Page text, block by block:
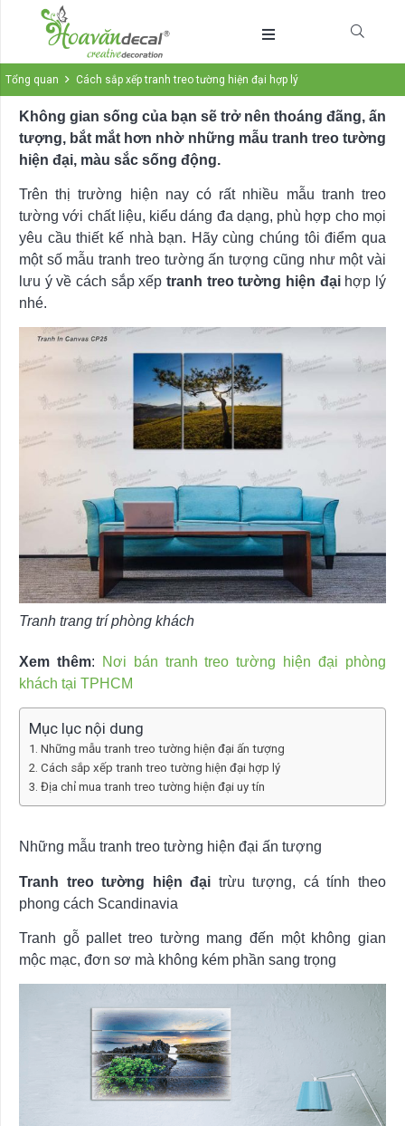
Tổng quan Cách sắp xếp tranh treo tường hiện đại hợp lý
Không gian sống của bạn sẽ trở nên thoáng đãng, ấn
tượng, bắt mắt hơn nhờ những mẫu tranh treo tường
hiện đại, màu sắc sống động.
Trên thị trường hiện nay có rất nhiều mẫu tranh treo
tường với chất liệu, kiểu dáng đa dạng, phù hợp cho mọi
yêu cầu thiết kế nhà bạn. Hãy cùng chúng tôi điểm qua
một số mẫu tranh treo tường ấn tượng cũng như một vài
lưu ý về cách sắp xếp tranh treo tường hiện đạihợp lý
nhé.
Tranh trang trí phòng khách
Xem thêm:
Nơi bán tranh treo tường hiện đại phòng
khách tại TPHCM
Mục lục nội dung
Những mẫu tranh treo tường hiện đại ấn tượng
Cách sắp xếp tranh treo tường hiện đại hợp lý
Địa chỉ mua tranh treo tường hiện đại uy tín
Những mẫu tranh treo tường hiện đại ấn tượng
Tranh treo tường hiện đại trừu tượng, cá tính theo
phong cách Scandinavia
Tranh gỗ pallet treo tường mang đến một không gian
mộc mạc, đơn sơ mà không kém phần sang trọng